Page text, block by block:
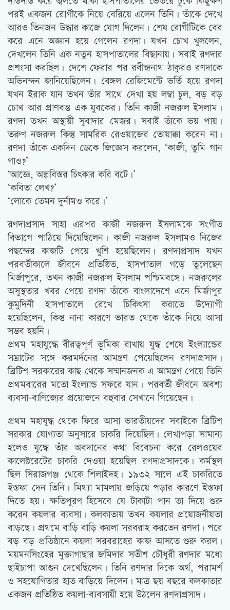
পরই একজন রোগীকে নিয়ে বেরিয়ে এলেন তিনি। তাঁকে দেখে
আরও তিনজন উদ্ধার কাজে যোগ দিলেন। শেষ রোগীটিকে বের
করে এনে অজ্ঞান হয়ে গেলেন রণদা। যখন চোখ খুললেন,
দেখলেন তিনি এক নতুন হাসপাতালের বিছানায়। সবাই রণদার
প্রশংসা করছিল। দেশে ফেরার পর রবীন্দ্রনাথ ঠাকুরও রণদাকে
অভিনন্দন জানিয়েছিলেন। বেঙ্গল রেজিমেন্টে ভর্তি হয়ে রণদা
যখন ইরাক যান তখন তাঁর সাথে দেখা হয় লম্বা চুল, বড় বড়
চোখ আর প্রাণবন্ত এক যুবকের। তিনি কাজী নজরুল ইসলাম।
রণদা তখন অস্থায়ী সুবাদার মেজর। সবাই তাঁকে ভয় পায়।
তরুণ নজরুল কিন্তু সামরিক রেওয়াজের তোয়াক্কা করেন না।
রণদা তাঁকে একদিন ডেকে জিজ্ঞেস করলেন, ‘কাজী, তুমি গান
গাও?’
‘আজ্ঞে, অল্পবিস্তর চিত্‍কার করি বটে।’
‘কবিতা লেখ?’
‘লোকে তেমন দুর্নামও করে।’
রণদাপ্রসাদ সাহা এরপর কাজী নজরুল ইসলামকে সংগীত
বিভাগে পাঠিয়ে দিয়েছিলেন। কাজী নজরুল ইসলামও নিজের
পছন্দের কাজটি পেয়ে খুশি হয়েছিলেন। রণদাপ্রসাদ যখন
পরবর্তীকালে জীবনে প্রতিষ্ঠিত, হাসপাতাল গড়ে তুলেছেন
মির্জাপুরে, তখন কাজী নজরুল ইসলাম পশ্চিমবঙ্গে। নজরুলের
অসুস্থতার খবর পেয়ে রণদা তাঁকে বাংলাদেশে এনে মির্জাপুর
কুমুদিনী হাসপাতালে রেখে চিকিত্‍সা করাতে উদ্যোগী
হয়েছিলেন, কিন্তু নানা কারণে ভারত থেকে তাঁকে নিয়ে আসা
সম্ভব হয়নি।
প্রথম মহাযুদ্ধে বীরত্বপূর্ণ ভূমিকা রাখায় যুদ্ধ শেষে ইংল্যান্ডের
সম্রাটের সঙ্গে করমর্দনের আমন্ত্রণ পেয়েছিলেন রণদাপ্রসাদ।
ব্রিটিশ সরকারের কাছ থেকে সম্মানজনক এ আমন্ত্রণ পেয়ে তিনি
প্রথমবারের মতো ইংল্যান্ড সফরে যান। পরবর্তী জীবনে অবশ্য
ব্যবসা-বাণিজ্যের প্রয়োজনে বহুবার সেখানে গিয়েছেন।
প্রথম মহাযুদ্ধ থেকে ফিরে আসা ভারতীয়দের সবাইকে ব্রিটিশ
সরকার যোগ্যতা অনুসারে চাকরি দিয়েছিল। লেখাপড়া সামান্য
হলেও যুদ্ধে তাঁর অবদানের কথা বিবেচনা করে রেলওয়ের
কালেক্টরেটের চাকরি দেওয়া হয়েছিল রণদাপ্রসাদকে। কর্মস্থল
ছিল সিরাজগঞ্জ থেকে শিলাইদহ। ১৯৩২ সালে এই চাকরিতে
ইস্তফা দেন তিনি। মিথ্যা মামলায় জড়িয়ে পড়ার কারণে ইস্তফা
দিতে হয়। ক্ষতিপূরণ হিসেবে যে টাকাটা পান তা দিয়ে শুরু
করেন কয়লার ব্যবসা। কলকাতায় তখন কয়লার প্রয়োজনীয়তা
বাড়ছে। প্রথমে বাড়ি বাড়ি কয়লা সরবরাহ করতেন রণদা। পরে
বড় বড় প্রতিষ্ঠানে কয়লা সরবরাহের কাজ আসতে শুরু করল।
ময়মনসিংহের মুক্তাগাছার জমিদার সতীশ চৌধুরী রণদার মধ্যে
ছাইচাপা আগুন দেখেছিলেন। তিনি রণদার দিকে অর্থ, পরামর্শ
ও সহযোগিতার হাত বাড়িয়ে দিলেন। মাত্র ছয় বছরে কলকাতার
একজন প্রতিষ্ঠিত কয়লা-ব্যবসায়ী হয়ে উঠলেন রণদাপ্রসাদ।